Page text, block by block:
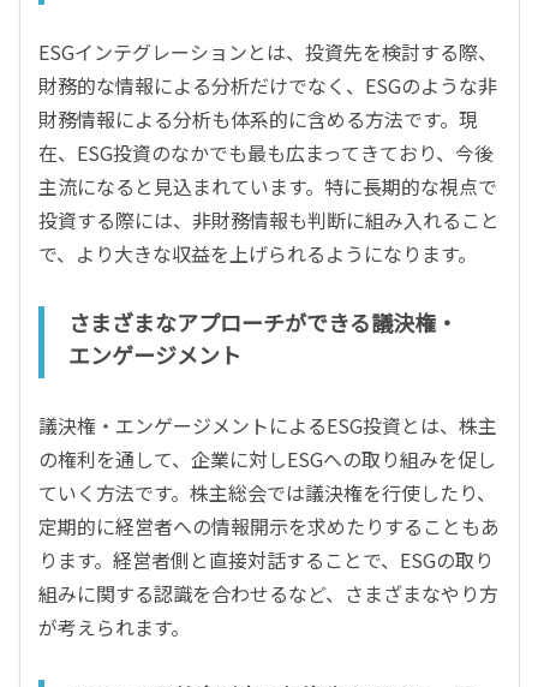
ESGインテグレーションとは、投資先を検討する際、
財務的な情報による分析だけでなく、ESGのような非
財務情報による分析も体系的に含める方法です。現
在、ESG投資のなかでも最も広まってきており、今後
主流になると見込まれています。特に長期的な視点で
投資する際には、非財務情報も判断に組み入れること
で、より大きな収益を上げられるようになります。
さまざまなアプローチができる議決権・
エンゲージメント
議決権・エンゲージメントによるESG投資とは、株主
の権利を通して、企業に対しESGへの取り組みを促し
ていく方法です。株主総会では議決権を行使したり、
定期的に経営者への情報開示を求めたりすることもあ
ります。経営者側と直接対話することで、ESGの取り
組みに関する認識を合わせるなど、さまざまなやり方
が考えられます。